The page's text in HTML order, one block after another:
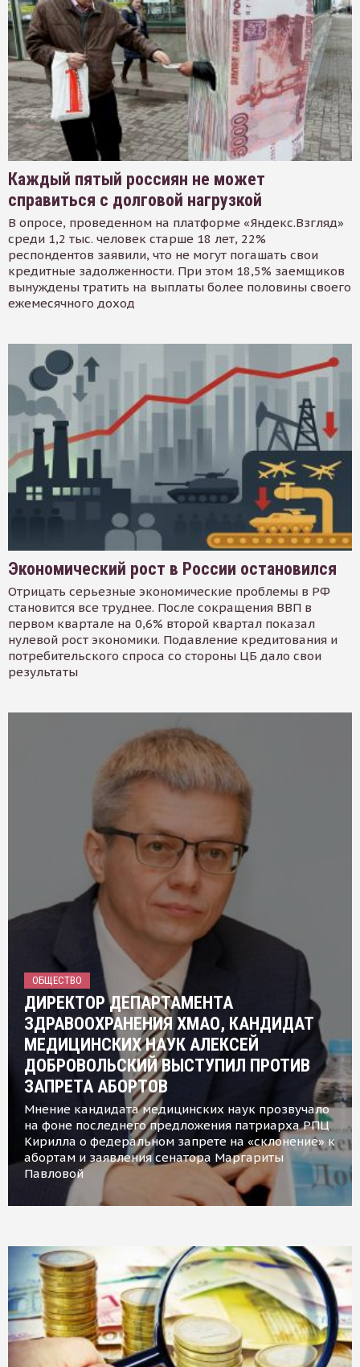
Каждый пятый россиян не может
справиться с долговой нагрузкой
В опросе, проведенном на платформе «Яндекс.Взгляд»
среди 1,2 тыс. человек старше 18 лет, 22%
респондентов заявили, что не могут погашать свои
кредитные задолженности. При этом 18,5% заемщиков
вынуждены тратить на выплаты более половины своего
ежемесячного доход
Экономический рост в России остановился
Отрицать серьезные экономические проблемы в РФ
становится все труднее. После сокращения ВВП в
первом квартале на 0,6% второй квартал показал
нулевой рост экономики. Подавление кредитования и
потребительского спроса со стороны ЦБ дало свои
результаты
ОБЩЕСТВО
ДИРЕКТОР ДЕПАРТАМЕНТА
ЗДРАВООХРАНЕНИЯ ХМАО, КАНДИДАТ
МЕДИЦИНСКИХ НАУК АЛЕКСЕЙ
ДОБРОВОЛЬСКИЙ ВЫСТУПИЛ ПРОТИВ
ЗАПРЕТА АБОРТОВ
Мнение кандидата медицинских наук прозвучало
на фоне последнего предложения патриарха РПЦ
Кирилла о федеральном запрете на «склонение» к
абортам и заявления сенатора Маргариты
Павловой